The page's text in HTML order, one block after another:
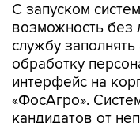
С запуском
возможность без
службу заполнять
обработку
интерфейс на
«ФосАгро».
кандидатов от